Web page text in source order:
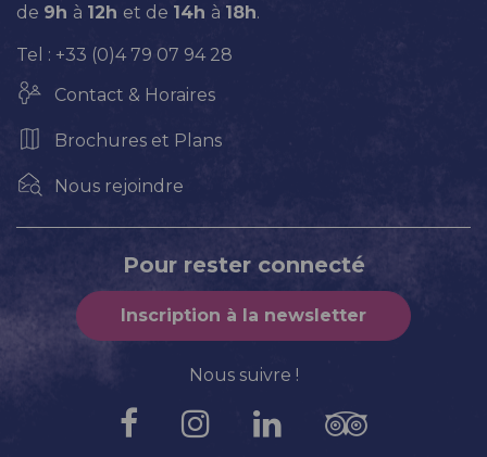
de 9h à 12h et de 14h à 18h.
Tel : +33 (0)4 79 07 94 28
Contact & Horaires
Brochures et Plans
Nous rejoindre
Pour rester connecté
Inscription à la newsletter
Nous suivre !